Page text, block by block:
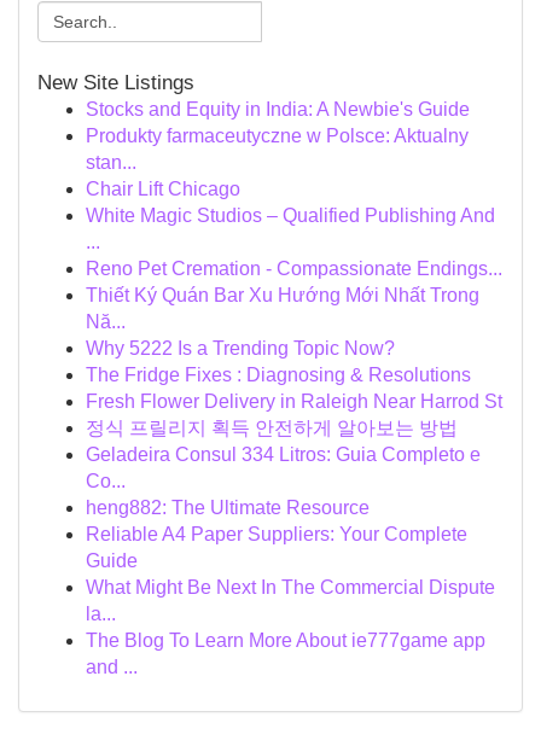
New Site Listings
Stocks and Equity in India: A Newbie's Guide
Produkty farmaceutyczne w Polsce: Aktualny
stan...
Chair Lift Chicago
White Magic Studios – Qualified Publishing And
...
Reno Pet Cremation - Compassionate Endings...
Thiết Ký Quán Bar Xu Hướng Mới Nhất Trong
Nă...
Why 5222 Is a Trending Topic Now?
The Fridge Fixes : Diagnosing & Resolutions
Fresh Flower Delivery in Raleigh Near Harrod St
정식 프릴리지 획득 안전하게 알아보는 방법
Geladeira Consul 334 Litros: Guia Completo e
Co...
heng882: The Ultimate Resource
Reliable A4 Paper Suppliers: Your Complete
Guide
What Might Be Next In The Commercial Dispute
la...
The Blog To Learn More About ie777game app
and ...